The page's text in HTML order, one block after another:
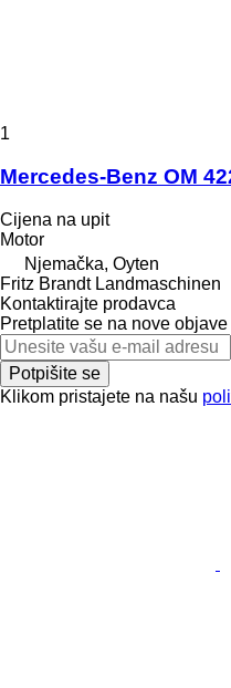
1
Mercedes-Benz OM
Cijena na upit
Motor
Njemačka, Oyten
Fritz Brandt Landmaschinen
Kontaktirajte prodavca
Pretplatite se na nove
Potpišite se
Klikom pristajete na našu